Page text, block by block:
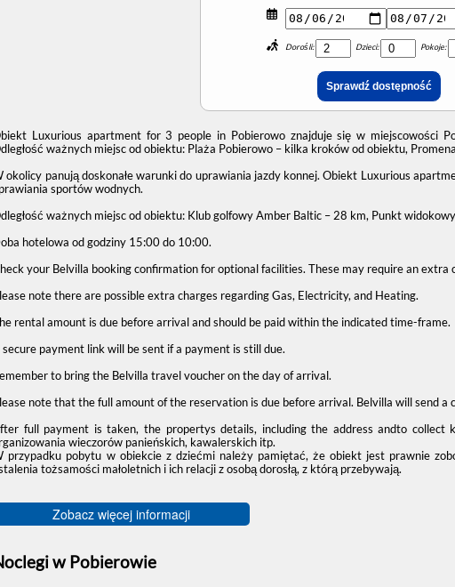
Dorośli: Dzieci: Pokoje:
Luxurious apartment for 3 people in Pobierowo znajduje się w miejscowości
ważnych miejsc od obiektu: Plaża Pobierowo – kilka kroków od obiektu,
okolicy panują doskonałe warunki do uprawiania jazdy konnej. Obiekt Luxurious
sportów wodnych.
ważnych miejsc od obiektu: Klub golfowy Amber Baltic – 28 km, Punkt
hotelowa od godziny 15:00do 10:00.
your Belvilla booking confirmation for optional facilities. These may require an
note there are possible extra charges regarding Gas, Electricity, and Heating.
rental amount is due before arrival and should be paid within the indicated time-frame.
secure payment link will be sent if a payment is still due.
to bring the Belvilla travel voucher on the day of arrival.
note that the full amount of the reservation is due before arrival. Belvilla will send
full payment is taken, the propertys details, including the address andto collect
wieczorów panieńskich, kawalerskich itp.
przypadku pobytu w obiekcie z dziećmi należy pamiętać, że obiekt jest prawnie
tożsamości małoletnich i ich relacji z osobą dorosłą, z którą przebywają.
Zobacz więcej informacji
w Pobierowie